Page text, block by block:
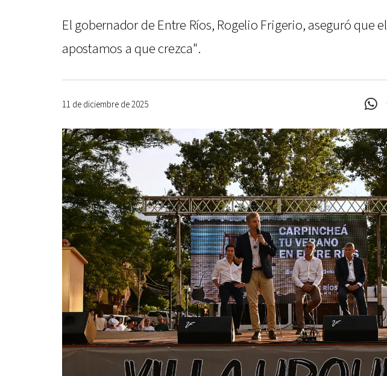
El gobernador de Entre Ríos, Rogelio Frigerio, aseguró
apostamos a que crezca".
11 de diciembre de 2025